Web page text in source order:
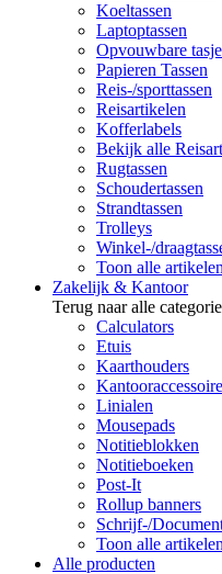
Koeltassen
Laptoptassen
Opvouwbare
Papieren Tassen
Reis-/sporttassen
Reisartikelen
Kofferlabels
Bekijk alle
Rugtassen
Schoudertassen
Strandtassen
Trolleys
Winkel-/
Toon alle artikelen
Zakelijk & Kantoor
Terug naar alle
Calculators
Etuis
Kaarthouders
Linialen
Mousepads
Notitieblokken
Notitieboeken
Post-It
Rollup banners
Schrijf-/
Toon alle artikelen
Alle producten